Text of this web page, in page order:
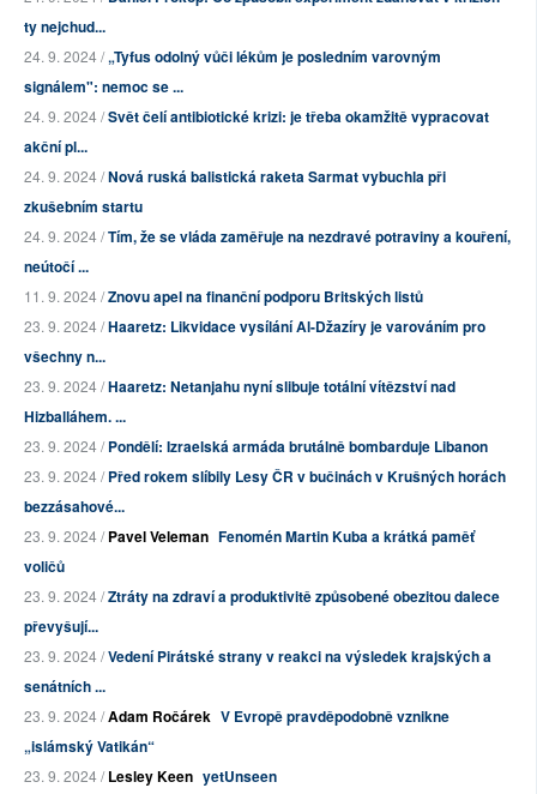
ty nejchud...
24. 9. 2024 /„Tyfus odolný vůči lékům je posledním varovným
signálem": nemoc se ...
24. 9. 2024 /Svět čelí antibiotické krizi: je třeba okamžitě vypracovat
akční pl...
24. 9. 2024 /Nová ruská balistická raketa Sarmat vybuchla při
zkušebním startu
24. 9. 2024 /Tím, že se vláda zaměřuje na nezdravé potraviny a kouření,
neútočí ...
11. 9. 2024 /Znovu apel na finanční podporu Britských listů
23. 9. 2024 /Haaretz: Likvidace vysílání Al-Džazíry je varováním pro
všechny n...
23. 9. 2024 /Haaretz: Netanjahu nyní slibuje totální vítězství nad
Hizballáhem. ...
23. 9. 2024 /Pondělí: Izraelská armáda brutálně bombarduje Libanon
23. 9. 2024 /Před rokem slíbily Lesy ČR v bučinách v Krušných horách
bezzásahové...
23. 9. 2024 /Pavel Veleman Fenomén Martin Kuba a krátká paměť
voličů
23. 9. 2024 /Ztráty na zdraví a produktivitě způsobené obezitou dalece
převyšují...
23. 9. 2024 /Vedení Pirátské strany v reakci na výsledek krajských a
senátních ...
23. 9. 2024 /Adam Ročárek V Evropě pravděpodobně vznikne
„islámský Vatikán“
23. 9. 2024 /Lesley Keen yetUnseen